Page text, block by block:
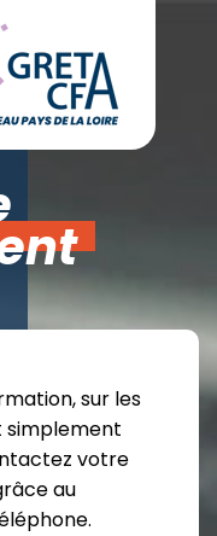
sur les
simplement
votre
au